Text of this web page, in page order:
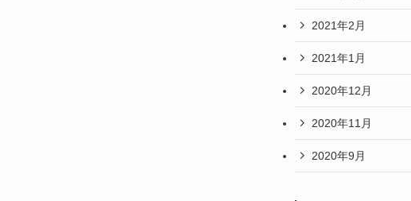
2021年2月
2021年1月
2020年12月
2020年11月
2020年9月